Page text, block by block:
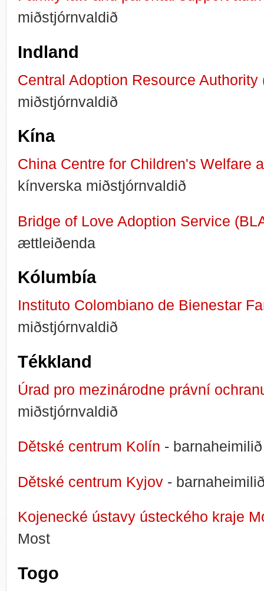
miðstjórnvaldið
Indland
Central Adoption Resource Authority
miðstjórnvaldið
Kína
China Centre for Children's Welfare
kínverska miðstjórnvaldið
Bridge of Love Adoption Service
ættleiðenda
Kólumbía
Instituto Colombiano de Bienestar
miðstjórnvaldið
Tékkland
Úrad pro mezinárodne právní
miðstjórnvaldið
Dětské centrum Kolín -
Dětské centrum Kyjov -
Kojenecké ústavy ústeckého kraje
Most
Togo